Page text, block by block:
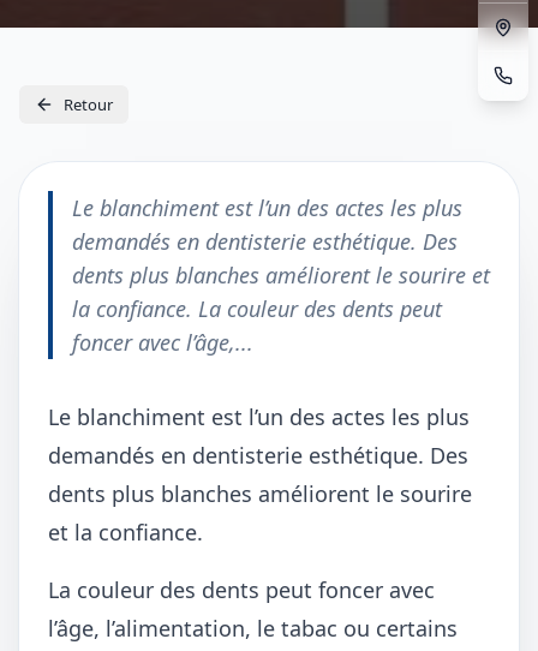
Retour
Le blanchiment est l’un des actes les plus
demandés en dentisterie esthétique. Des
dents plus blanches améliorent le sourire et
la confiance. La couleur des dents peut
foncer avec l’âge,...
Le blanchiment est l’un des actes les plus
demandés en dentisterie esthétique. Des
dents plus blanches améliorent le sourire
et la confiance.
La couleur des dents peut foncer avec
l’âge, l’alimentation, le tabac ou certains